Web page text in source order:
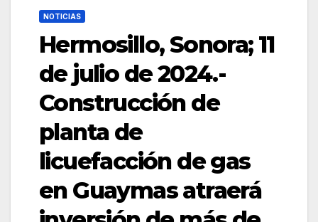
NOTICIAS
Hermosillo, Sonora; 11
de julio de 2024.-
Construcción de
planta de
licuefacción de gas
en Guaymas atraerá